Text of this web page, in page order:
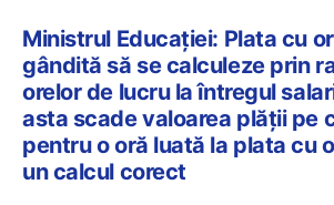
Ministrul Educației: Plata cu
gândită să se calculeze prin
orelor de lucru la întregul
asta scade valoarea plății pe
pentru o oră luată la plata cu
un calcul corect